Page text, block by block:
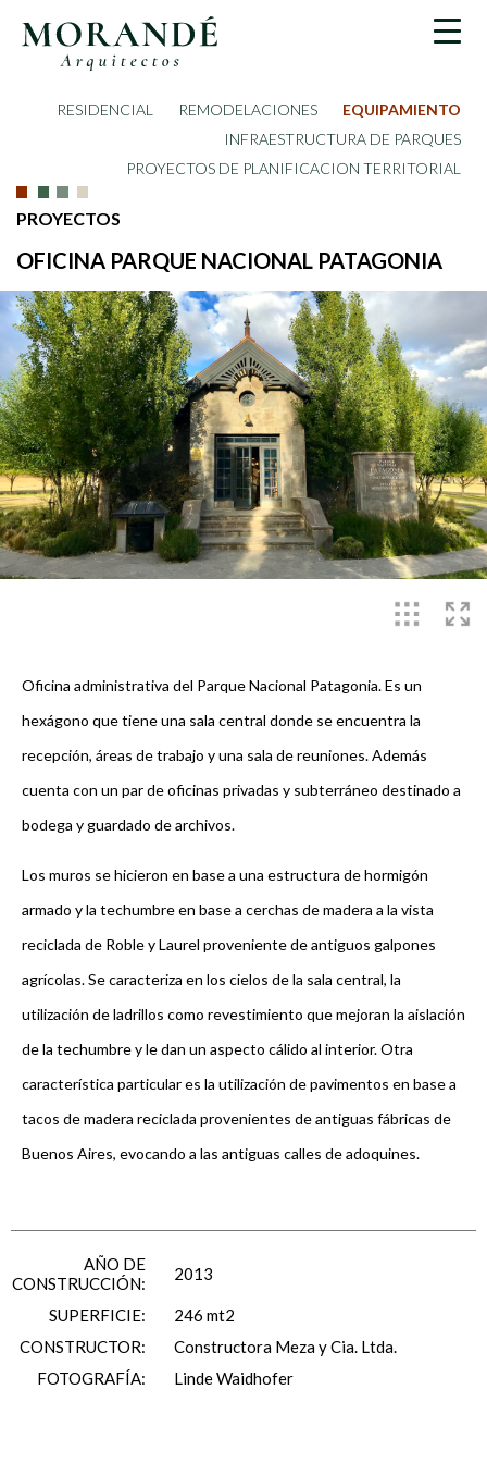
RESIDENCIAL REMODELACIONES
EQUIPAMIENTO
INFRAESTRUCTURA DE PARQUES
PROYECTOS DE PLANIFICACION TERRITORIAL
PROYECTOS
OFICINA PARQUE NACIONAL PATAGONIA
Oficina administrativa del Parque Nacional Patagonia. Es un
hexágono que tiene una sala central donde se encuentra la
recepción, áreas de trabajo y una sala de reuniones. Además
cuenta con un par de oficinas privadas y subterráneo destinado a
bodega y guardado de archivos.
Los muros se hicieron en base a una estructura de hormigón
armado y la techumbre en base a cerchas de madera a la vista
reciclada de Roble y Laurel proveniente de antiguos galpones
agrícolas. Se caracteriza en los cielos de la sala central, la
utilización de ladrillos como revestimiento que mejoran la aislación
de la techumbre y le dan un aspecto cálido al interior. Otra
característica particular es la utilización de pavimentos en base a
tacos de madera reciclada provenientes de antiguas fábricas de
Buenos Aires, evocando a las antiguas calles de adoquines.
AÑO DE
CONSTRUCCIÓN:
2013
SUPERFICIE:
246 mt2
CONSTRUCTOR:
Constructora Meza y Cia. Ltda.
FOTOGRAFÍA:
Linde Waidhofer